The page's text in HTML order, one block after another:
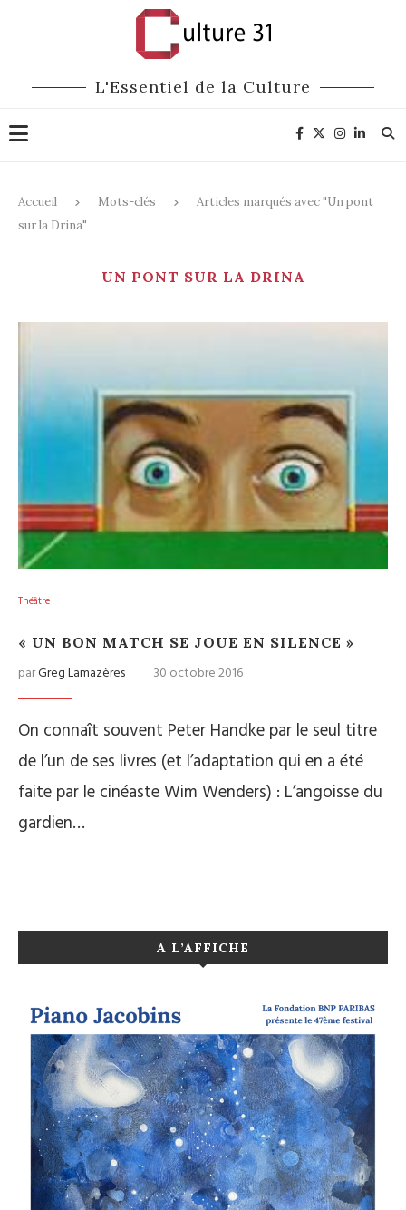
L'Essentiel de la Culture
Accueil Mots-clés
Articles marqués avec "Un pont
sur la Drina"
UN PONT SUR LA DRINA
Théâtre
« UN BON MATCH SE JOUE EN SILENCE »
parGreg Lamazères 30 octobre 2016
On connaît souvent Peter Handke par le seul titre
de l’un de ses livres (et l’adaptation qui en a été
faite par le cinéaste Wim Wenders) : L’angoisse du
gardien…
A L’AFFICHE